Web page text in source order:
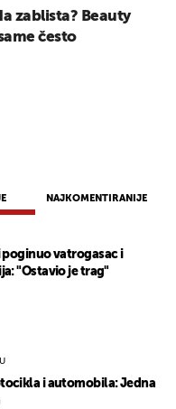
NAJKOMENTIRANIJE
poginuo vatrogasac i
"Ostavio je trag"
i automobila: Jedna
zablista? Beauty
često